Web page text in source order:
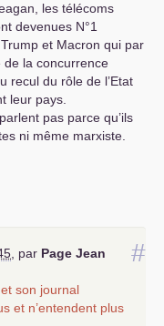
les télécoms
devenues N°1
et Macron qui par
de la concurrence
recul du rôle de l’Etat
leur pays.
pas parce qu’ils
ni même marxiste.
#
par Page Jean
et son journal
et n’entendent plus